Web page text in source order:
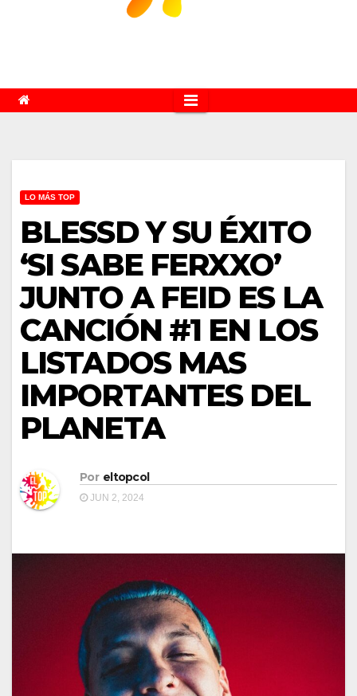
LO MÁS TOP
BLESSD Y SU ÉXITO
‘SI SABE FERXXO’
JUNTO A FEID ES LA
CANCIÓN #1 EN LOS
LISTADOS MAS
IMPORTANTES DEL
PLANETA
Por eltopcol
JUN 2, 2024